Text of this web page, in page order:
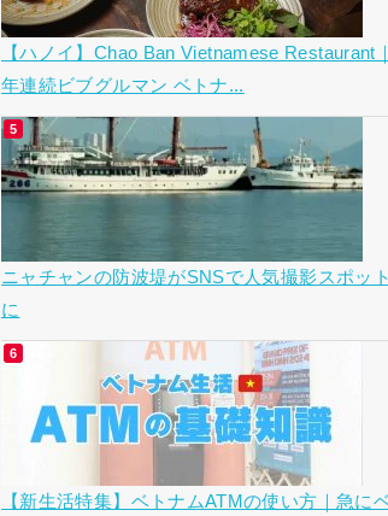
【ハノイ】Chao Ban Vietnamese Restaurant
年連続ビブグルマン ベトナ...
ニャチャンの防波堤がSNSで人気撮影スポット
に
【新生活特集】ベトナムATMの使い方｜急に